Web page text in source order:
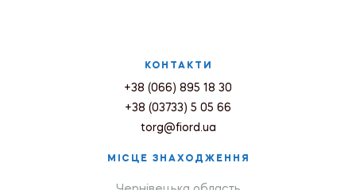
КОНТАКТИ
+38 (066) 895 18 30
+38 (03733) 5 05 66
torg@fiord.ua
МІСЦЕ ЗНАХОДЖЕННЯ